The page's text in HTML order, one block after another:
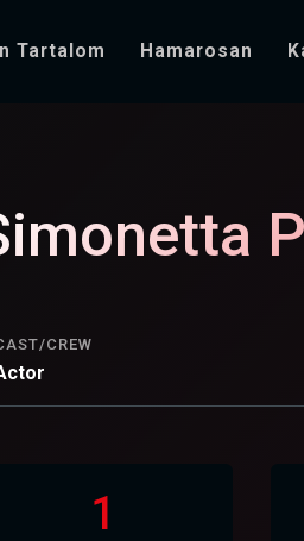
Tartalom Hamarosan
CREW
1